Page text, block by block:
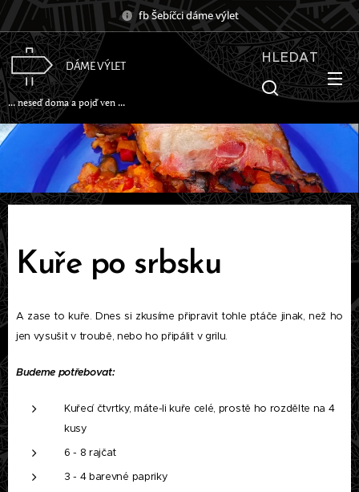
fb Šebíčci dáme výlet
DÁME VÝLET
... neseď doma a pojď ven ...
HLEDAT
Kuře po srbsku
A zase to kuře. Dnes si zkusíme připravit tohle ptáče jinak, než ho
jen vysušit v troubě, nebo ho připálit v grilu.
Budeme potřebovat:
Kuřecí čtvrtky, máte-li kuře celé, prostě ho rozdělte na 4
kusy
6 - 8 rajčat
3 - 4 barevné papriky